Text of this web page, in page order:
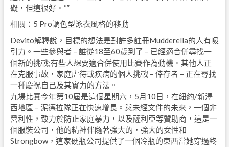
礙，但這很好。“”
相關：5 Pro調色型泳衣風格的移動
Devito解釋說，目標的想法是對許多註冊Mudderella的人有吸
引力。一些參與者 – 誰從18至60歲到了 – 已經適合併尋找一
個新的挑戰;有些人想要適合併使用比賽作為動機。其他人正
在克服事故，家庭虐待或疾病的個人挑戰 – 倖存者 – 正在尋找
一種慶祝自己及其實力的方法。
九場比賽今年第10屆是這個星期六，5月10日，在紐約/新澤
西地區 – 泥德拉隊正在快速增長。與未經文件的未來，一個非
營利性，致力於防止家庭暴力，以及薩利亞等贊助商，這是一
個服裝公司，他的精神伴隨著強大的，強大的女性和
Strongbow，這家硬瓶公司提供了一個冷瓶的東西當她穿過終